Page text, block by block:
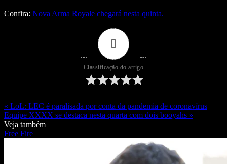
Confira: Nova Arma Royale chegará nesta quinta.
0
Classificação do artigo
« LoL: LEC é paralisada por conta da pandemia de coronavírus
Equipe XXXX se destaca nesta quarta com dois booyahs »
Veja também
Free Fire